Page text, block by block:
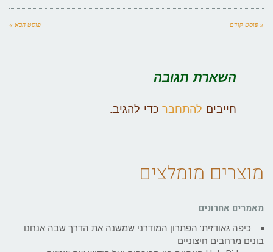
« פוסט קודם פוסט הבא »
השארת תגובה
חייבים להתחבר כדי להגיב.
מוצרים מומלצים
מאמרים אחרונים
כיפה גאודזית: הפתרון המודרני שמשנה את הדרך שבה אנחנו
בונים מרחבים חיצוניים